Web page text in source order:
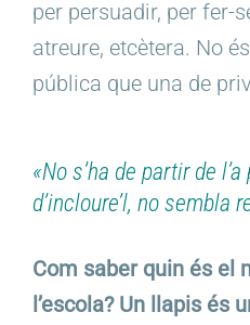
per persuadir, per fer-
atreure, etcètera. No
pública que una de
«No s’ha de partir de
d’incloure’l, no
Com saber quin és el
l’escola? Un llapis és